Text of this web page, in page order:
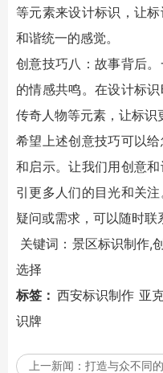
等元素来设计标识，让
和谐统一的感觉。
创意技巧八：故事背后
的情感共鸣。在设计标
传奇人物等元素，让标识
希望上述创意技巧可以
和启示。让我们用创意
引更多人们的目光和关
疑问或需求，可以随时联
关键词： 景区标识制作,
选择
标签： 西安标识制作 亚
识牌
上一新闻： 打造与众不同